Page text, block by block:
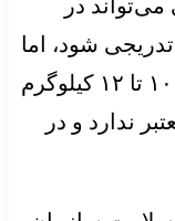
در
شود، اما
ادعاهای مطرح شده درباره کاهش ۱۰ تا ۱۲ کیلوگرم
ندارد و در